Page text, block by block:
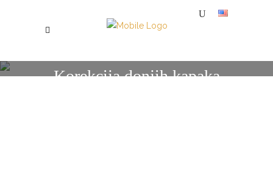
Korekcija donjih kapaka